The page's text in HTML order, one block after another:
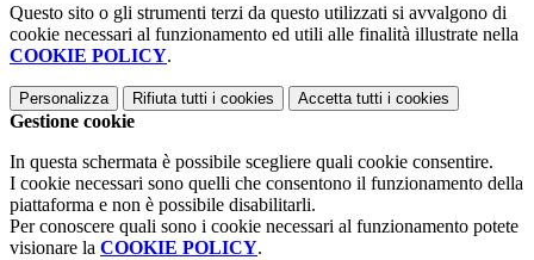
Questo sito o gli strumenti terzi da questo utilizzati si avvalgono di
cookie necessari al funzionamento ed utili alle finalità illustrate nella
COOKIE POLICY.
Personalizza Rifiuta tutti i cookies Accetta tutti i cookies
Gestione cookie
In questa schermata è possibile scegliere quali cookie consentire.
I cookie necessari sono quelli che consentono il funzionamento della
piattaforma e non è possibile disabilitarli.
Per conoscere quali sono i cookie necessari al funzionamento potete
visionare la COOKIE POLICY.